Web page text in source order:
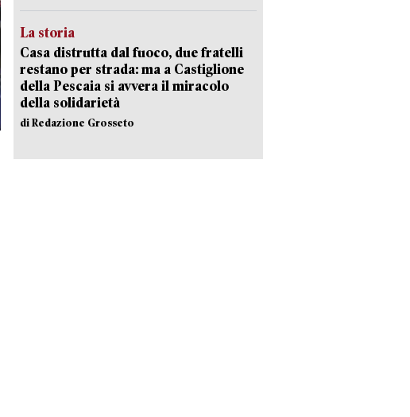
La storia
Casa distrutta dal fuoco, due fratelli
restano per strada: ma a Castiglione
della Pescaia si avvera il miracolo
della solidarietà
di Redazione Grosseto